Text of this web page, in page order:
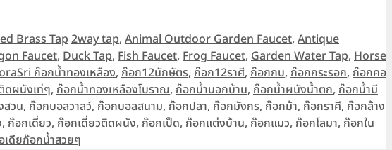
Brass TapTags
2way tap, Animal Outdoor Garden Faucet, Antique
Faucet, Duck Tap, Fish Faucet, Frog Faucet, Garden Water Tap, Horse
ก๊อกน้ำทองเหลือง, ก๊อก12นักษัตร, ก๊อก12ราศี, ก๊อกกบ, ก๊อกกระรอก, ก๊อกคอ
ดผนังเท่ๆ, ก๊อกน้ำทองเหลืองโบราณ, ก๊อกน้ำนอกบ้าน, ก๊อกน้ำผนังน้ำตก, ก๊อกน้ำมี
สวน, ก๊อกบอลวาลว์, ก๊อกบอลสนาม, ก๊อกปลา, ก๊อกมังกร, ก๊อกม้า, ก๊อกราศี, ก๊อกล้าง
, ก๊อกเดี่ยว, ก๊อกเดี่ยวติดผนัง, ก๊อกเป็ด, ก๊อกแต่งบ้าน, ก๊อกแมว, ก๊อกโลมา, ก๊อกใน
เดียก๊อกน้ำสวยๆ